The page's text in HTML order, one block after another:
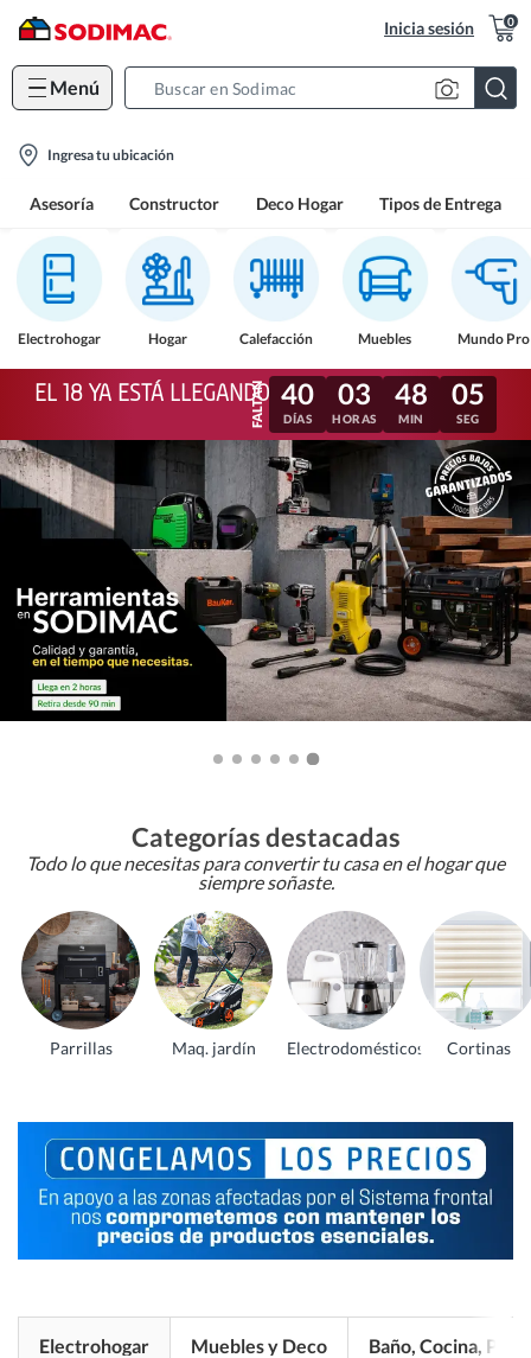
Inicia sesión 0
Menú
location-
Ingresa tu ubicación
Asesoría Constructor Deco Hogar Tipos de Entrega
Electrohogar Hogar Calefacción Muebles Mundo Pro
EL 18 YA ESTÁ LLEGANDO 40
DÍAS
03
HORAS
48
MIN
02
SEG
Categorías destacadas
Todo lo que necesitas para convertir tu casa en el hogar que
siempre soñaste.
Parrillas Maq. jardín Electrodomésticos Cortinas
Electrohogar Muebles y Deco Baño, Cocina, Pisos